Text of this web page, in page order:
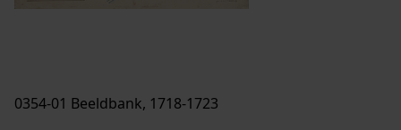
0354-01 Beeldbank, 1718-1723